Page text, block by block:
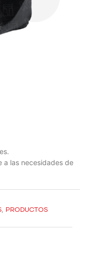
a las necesidades de
, PRODUCTOS